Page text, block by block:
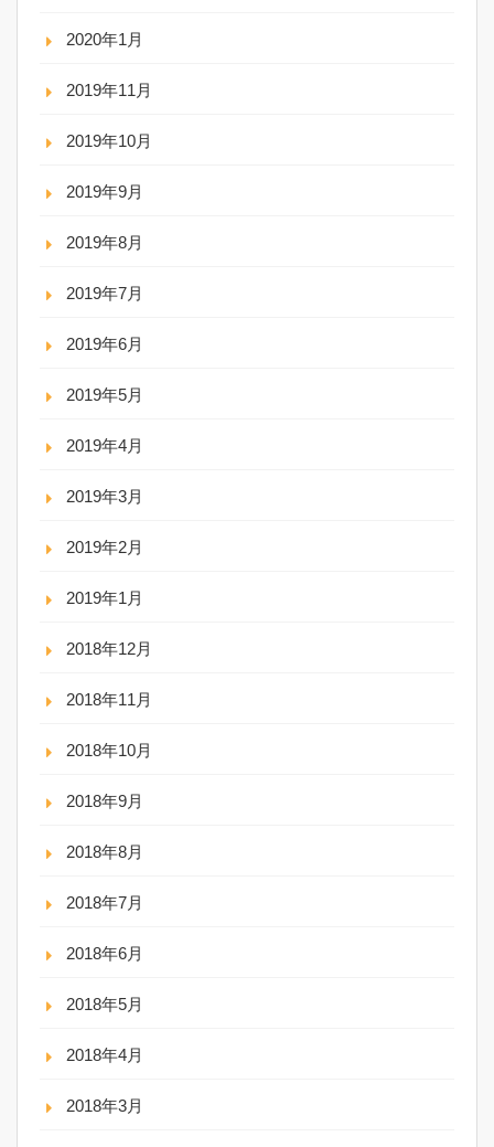
2020年1月
2019年11月
2019年10月
2019年9月
2019年8月
2019年7月
2019年6月
2019年5月
2019年4月
2019年3月
2019年2月
2019年1月
2018年12月
2018年11月
2018年10月
2018年9月
2018年8月
2018年7月
2018年6月
2018年5月
2018年4月
2018年3月